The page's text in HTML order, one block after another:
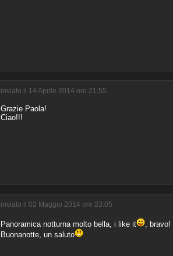
inviato il 14 Aprile 2014 ore 21:55
Grazie Paola!
Ciao!!!
inviato il 02 Maggio 2014 ore 23:05
Panoramica notturna molto bella, i like it
, bravo!
Buonanotte, un saluto